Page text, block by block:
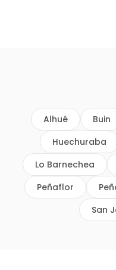
Alhué Buin
Huechuraba
Lo Barnechea
Peñaflor
San